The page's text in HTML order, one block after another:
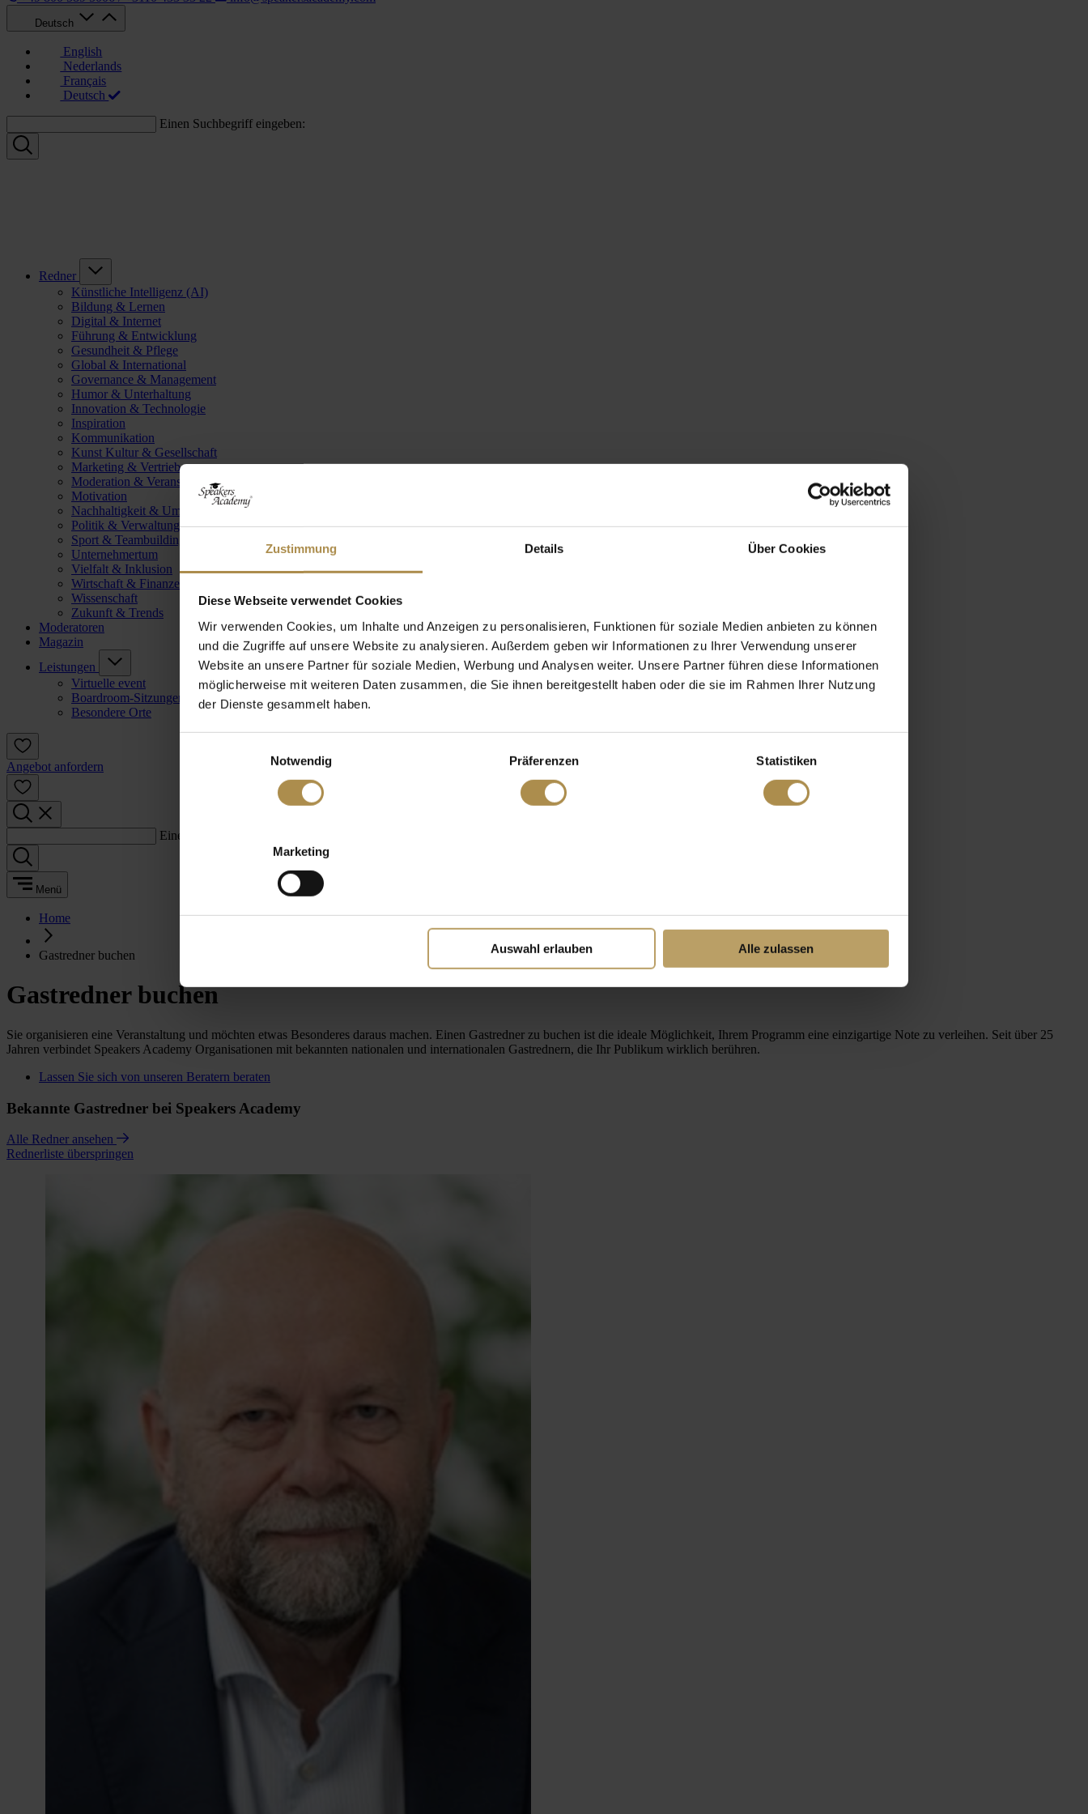
Zustimmung Details Über Cookies
Diese Webseite verwendet Cookies
Wir verwenden Cookies, um Inhalte und Anzeigen zu personalisieren, Funktionen für soziale Medien anbieten zu können
und die Zugriffe auf unsere Website zu analysieren. Außerdem geben wir Informationen zu Ihrer Verwendung unserer
Website an unsere Partner für soziale Medien, Werbung und Analysen weiter. Unsere Partner führen diese Informationen
möglicherweise mit weiteren Daten zusammen, die Sie ihnen bereitgestellt haben oder die sie im Rahmen Ihrer Nutzung
der Dienste gesammelt haben.
Notwendig
Präferenzen Statistiken
Marketing
Auswahl erlauben Alle zulassen
Deutsch
English
Nederlands
Français
Deutsch
Einen Suchbegriff eingeben:
Redner
Künstliche Intelligenz (AI)
Bildung & Lernen
Digital & Internet
Führung & Entwicklung
Gesundheit & Pflege
Global & International
Governance & Management
Humor & Unterhaltung
Innovation & Technologie
Inspiration
Kommunikation
Kunst Kultur & Gesellschaft
Marketing & Vertrieb
Moderation & Veranstaltungsleitung
Motivation
Nachhaltigkeit & Umwelt
Politik & Verwaltung
Sport & Teambuilding
Unternehmertum
Vielfalt & Inklusion
Wirtschaft & Finanzen
Wissenschaft
Zukunft & Trends
Moderatoren
Magazin
Leistungen
Virtuelle event
Boardroom-Sitzungen
Besondere Orte
Angebot anfordern
Einen Suchbegriff eingeben:
Menü
Home
Gastredner buchen
Gastredner buchen
Sie organisieren eine Veranstaltung und möchten etwas Besonderes daraus machen. Einen Gastredner zu buchen ist die ideale Möglichkeit, Ihrem Programm eine einzigartige Note zu verleihen. Seit über 25
Jahren verbindet Speakers Academy Organisationen mit bekannten nationalen und internationalen Gastrednern, die Ihr Publikum wirklich berühren.
Lassen Sie sich von unseren Beratern beraten
Bekannte Gastredner bei Speakers Academy
Alle Redner ansehen
Rednerliste überspringen